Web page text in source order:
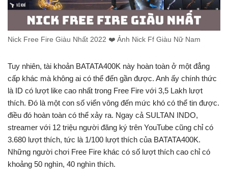
Nick Free Fire Giàu Nhất 2022 ❤️️ Ảnh Nick Ff Giàu Nữ Nam
Tuy nhiên, tài khoản BATATA400K này hoàn toàn ở một đẳng
cấp khác mà không ai có thể đến gần được. Anh ấy chính thức
là ID có lượt like cao nhất trong Free Fire với 3,5 Lakh lượt
thích. Đó là một con số viển vông đến mức khó có thể tin được.
điều đó hoàn toàn có thể xảy ra. Ngay cả SULTAN INDO,
streamer với 12 triệu người đăng ký trên YouTube cũng chỉ có
3.680 lượt thích, tức là 1/100 lượt thích của BATATA400K.
Những người chơi Free Fire khác có số lượt thích cao chỉ có
khoảng 50 nghìn, 40 nghìn thích.